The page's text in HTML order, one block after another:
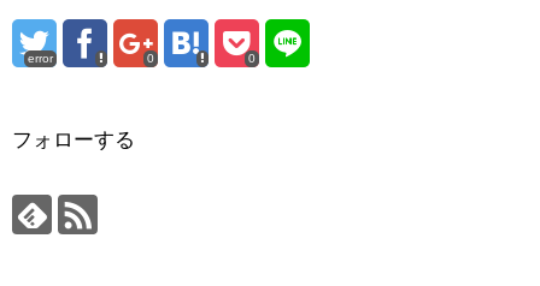
error 0 0
フォローする